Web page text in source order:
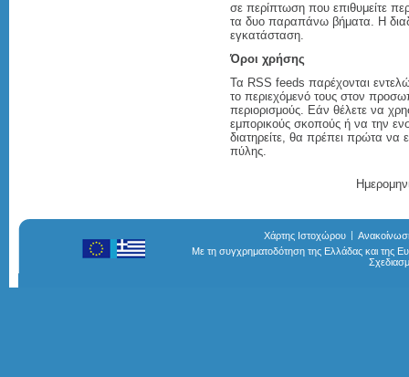
σε περίπτωση που επιθυμείτε
τα δυο παραπάνω βήματα. Η
εγκατάσταση.
Όροι χρήσης
Τα RSS feeds παρέχονται
το περιεχόμενό τους στον
περιορισμούς. Εάν θέλετε να
εμπορικούς σκοπούς ή να την
διατηρείτε, θα πρέπει πρώτα να
πύλης.
Χάρτης Ιστοχώρου
Με τη συγχρηματοδότηση της Ελλάδας και της